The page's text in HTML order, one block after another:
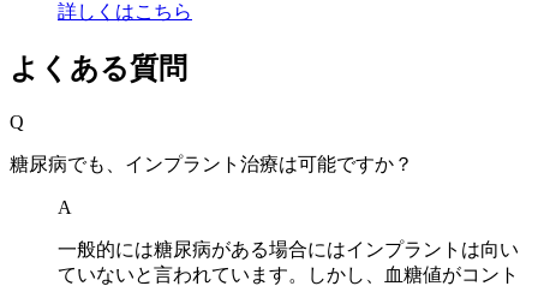
詳しくはこちら
よくある質問
Q
糖尿病でも、インプラント治療は可能ですか？
A
一般的には糖尿病がある場合にはインプラントは向い
ていないと言われています。しかし、血糖値がコント